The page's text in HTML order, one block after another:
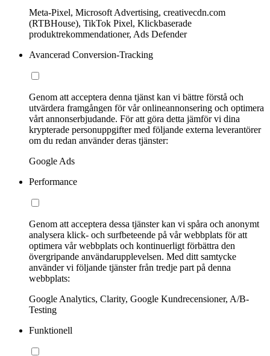
Meta-Pixel, Microsoft Advertising, creativecdn.com
(RTBHouse), TikTok Pixel, Klickbaserade
produktrekommendationer, Ads Defender
Avancerad Conversion-Tracking
Genom att acceptera denna tjänst kan vi bättre förstå och
utvärdera framgången för vår onlineannonsering och optimera
vårt annonserbjudande. För att göra detta jämför vi dina
krypterade personuppgifter med följande externa leverantörer
om du redan använder deras tjänster:
Google Ads
Performance
Genom att acceptera dessa tjänster kan vi spåra och anonymt
analysera klick- och surfbeteende på vår webbplats för att
optimera vår webbplats och kontinuerligt förbättra den
övergripande användarupplevelsen. Med ditt samtycke
använder vi följande tjänster från tredje part på denna
webbplats:
Google Analytics, Clarity, Google Kundrecensioner, A/B-
Testing
Funktionell